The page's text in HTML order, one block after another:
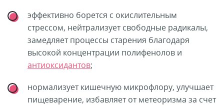
эффективно борется с окислительным
стрессом, нейтрализует свободные радикалы,
замедляет процессы старения благодаря
высокой концентрации полифенолов и
антиоксидантов;
нормализует кишечную микрофлору, улучшает
пищеварение, избавляет от метеоризма за счет